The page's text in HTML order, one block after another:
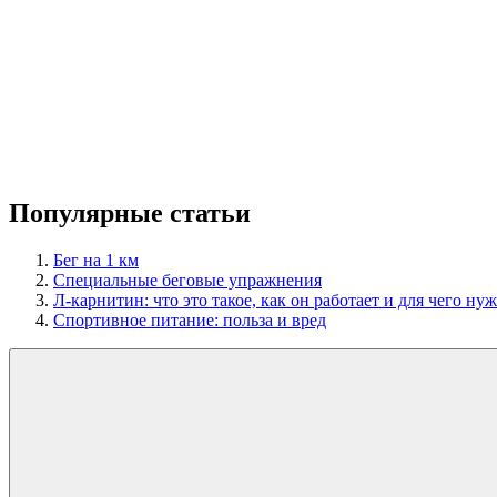
Популярные статьи
Бег на 1 км
Специальные беговые упражнения
Л-карнитин: что это такое, как он работает и для чего
Спортивное питание: польза и вред